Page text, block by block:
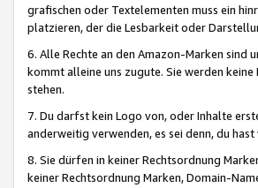
grafischen oder Textelementen muss ein
platzieren, der die Lesbarkeit oder
6. Alle Rechte an den Amazon-Marken sind
kommt alleine uns zugute. Sie werden
stehen.
7. Du darfst kein Logo von, oder Inhalte
anderweitig verwenden, es sei denn, du
8. Sie dürfen in keiner Rechtsordnung
keiner Rechtsordnung Marken, Domain-